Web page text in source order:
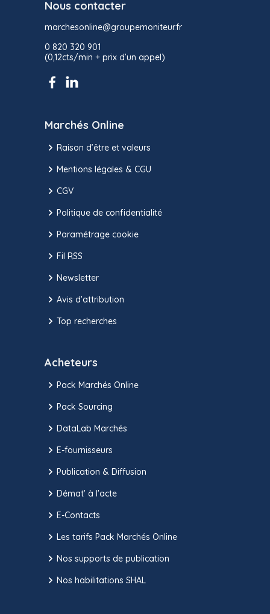
Nous contacter
marchesonline@groupemoniteur.fr
0 820 320 901
(0,12cts/min + prix d’un appel)
Marchés Online
Raison d’être et valeurs
Mentions légales & CGU
CGV
Politique de confidentialité
Paramétrage cookie
Fil RSS
Newsletter
Avis d'attribution
Top recherches
Acheteurs
Pack Marchés Online
Pack Sourcing
DataLab Marchés
E-fournisseurs
Publication & Diffusion
Démat' à l'acte
E-Contacts
Les tarifs Pack Marchés Online
Nos supports de publication
Nos habilitations SHAL